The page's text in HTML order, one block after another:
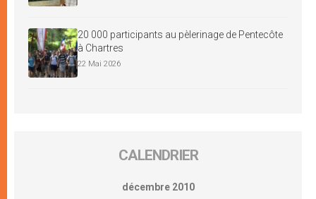
20 000 participants au pèlerinage de Pentecôte
à Chartres
22 Mai 2026
CALENDRIER
décembre 2010